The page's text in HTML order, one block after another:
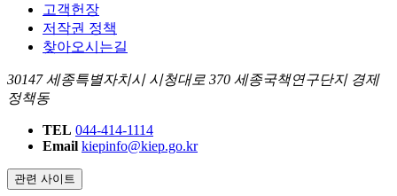
고객헌장
저작권 정책
찾아오시는길
30147 세종특별자치시 시청대로 370 세종국책연구단지 경제
정책동
TEL 044-414-1114
Email kiepinfo@kiep.go.kr
관련 사이트